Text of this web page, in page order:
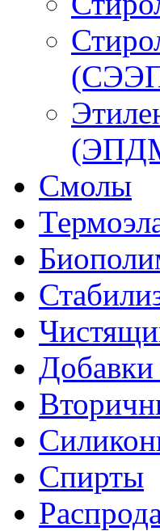
Смолы
Добавки
Спирты